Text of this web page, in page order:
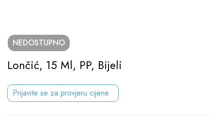
NEDOSTUPNO
Lončić, 15 Ml, PP, Bijeli
Prijavite se za provjeru cijene